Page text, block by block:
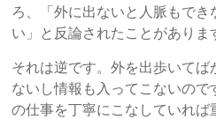
ろ、「外に出ないと人脈もで
い」と反論されたことがありま
それは逆です。外を出歩いてば
ないし情報も入ってこないの
の仕事を丁寧にこなしていれ